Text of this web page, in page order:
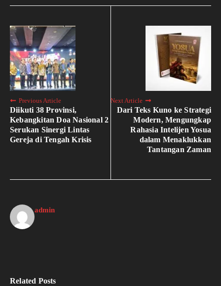
Previous Article
Diikuti 38 Provinsi,
Kebangkitan Doa Nasional 2
Serukan Sinergi Lintas
Gereja di Tengah Krisis
Next Article
Dari Teks Kuno ke Strategi
Modern, Mengungkap
Rahasia Intelijen Yosua
dalam Menaklukkan
Tantangan Zaman
admin
Related Posts